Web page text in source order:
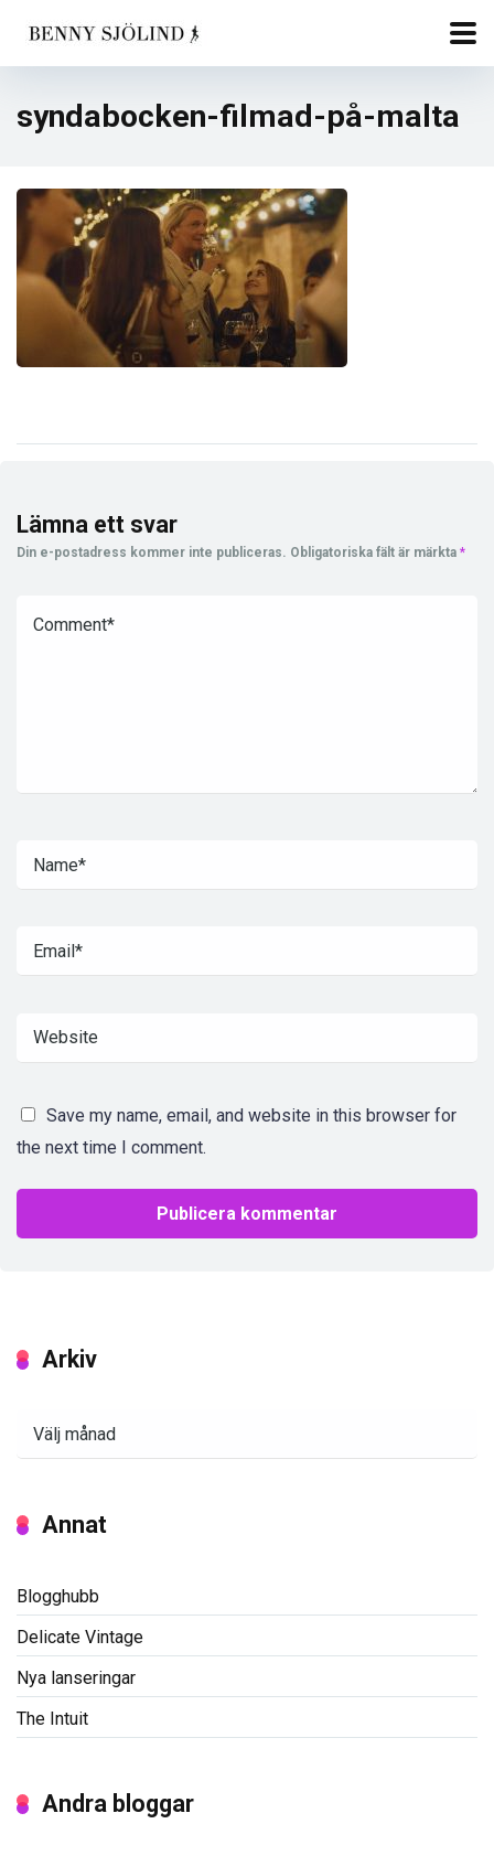
syndabocken-filmad-på-malta
Lämna ett svar
Din e-postadress kommer inte publiceras. Obligatoriska fält är märkta *
Save my name, email, and website in this browser for
the next time I comment.
Arkiv
Annat
Blogghubb
Delicate Vintage
Nya lanseringar
The Intuit
Andra bloggar